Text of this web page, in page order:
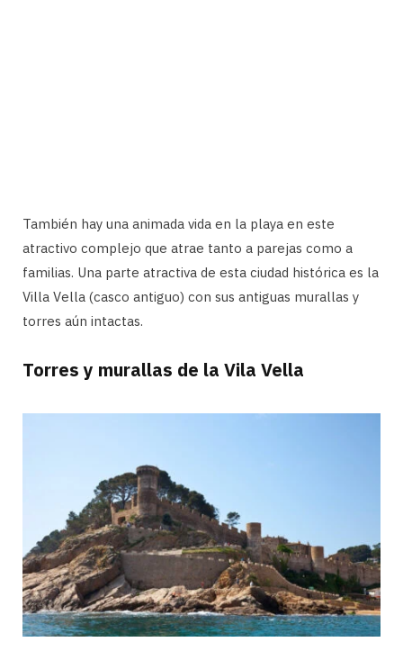
También hay una animada vida en la playa en este
atractivo complejo que atrae tanto a parejas como a
familias. Una parte atractiva de esta ciudad histórica es la
Villa Vella (casco antiguo) con sus antiguas murallas y
torres aún intactas.
Torres y murallas de la Vila Vella